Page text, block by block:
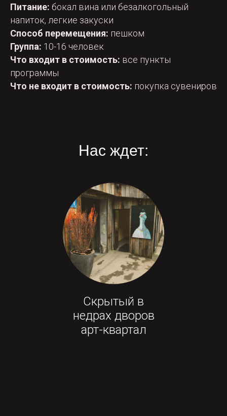
Питание: бокал вина или безалкогольный
напиток, легкие закуски
Способ перемещения: пешком
Группа: 10-16 человек
Что входит в стоимость: все пункты
программы
Что не входит в стоимость: покупка сувениров
Нас ждет:
Скрытый в
недрах дворов
арт-квартал